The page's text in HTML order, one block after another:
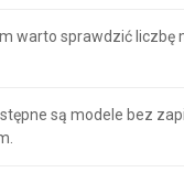
warto sprawdzić liczbę
są modele bez